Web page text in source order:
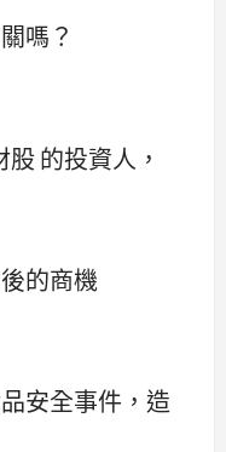
嗎？
的投資人，
的商機
安全事件，造